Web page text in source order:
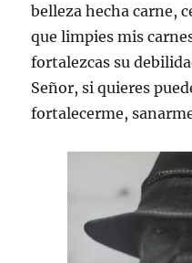
belleza hecha carne,
que limpies mis
fortalezcas su
Señor, si quieres
fortalecerme,